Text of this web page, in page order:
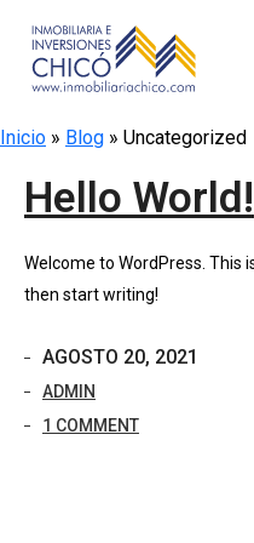
Busque su inmueble
Clientes
Propietarios
Arrendatarios
Inversionistas
Ventas
Arriendos
Compras
Inicio » Blog » Uncategorized
Hello World!
Welcome to WordPress. This
then start writing!
AGOSTO 20, 2021
ADMIN
1 COMMENT